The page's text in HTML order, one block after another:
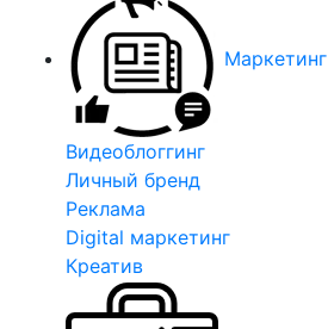
Маркетинг
Видеоблоггинг
Личный бренд
Реклама
Digital маркетинг
Креатив